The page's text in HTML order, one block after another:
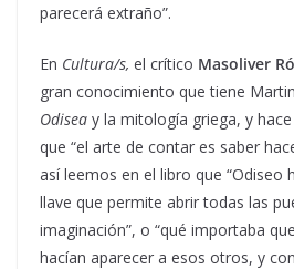
parecerá extraño”.
En Cultura/s, el crítico Masoliver
gran conocimiento que tiene
Odisea y la mitología griega, y
que “el arte de contar es saber
así leemos en el libro que “Odiseo
llave que permite abrir todas las
imaginación”, o “qué importaba
hacían aparecer a esos otros, y